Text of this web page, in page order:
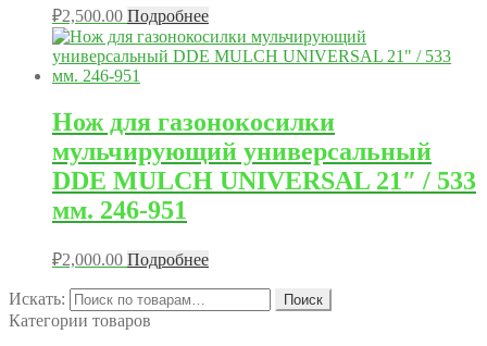
₽2,500.00 Подробнее
Нож для газонокосилки
мульчирующий универсальный
DDE MULCH UNIVERSAL 21″ / 533
мм. 246-951
₽2,000.00 Подробнее
Искать: Поиск
Категории товаров